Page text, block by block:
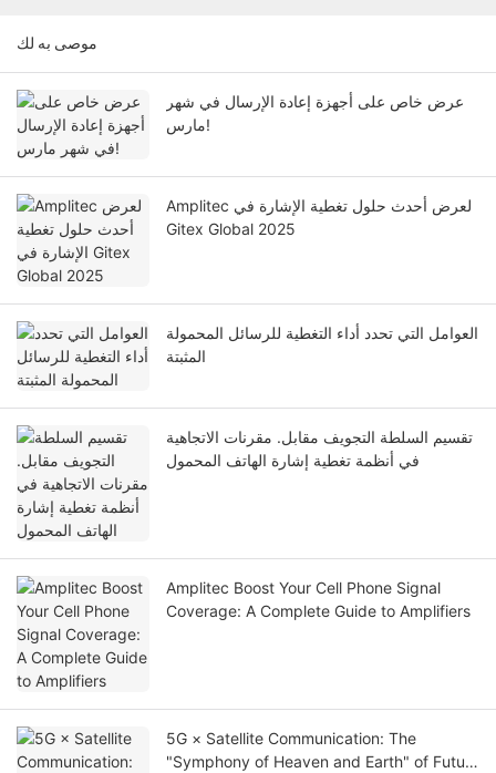
موصى به لك
عرض خاص على أجهزة إعادة الإرسال في شهر
مارس!
Amplitec لعرض أحدث حلول تغطية الإشارة في
Gitex Global 2025
العوامل التي تحدد أداء التغطية للرسائل المحمولة
المثبتة
تقسيم السلطة التجويف مقابل. مقرنات الاتجاهية
في أنظمة تغطية إشارة الهاتف المحمول
Amplitec Boost Your Cell Phone Signal
Coverage: A Complete Guide to Amplifiers
5G × Satellite Communication: The
"Symphony of Heaven and Earth" of Future